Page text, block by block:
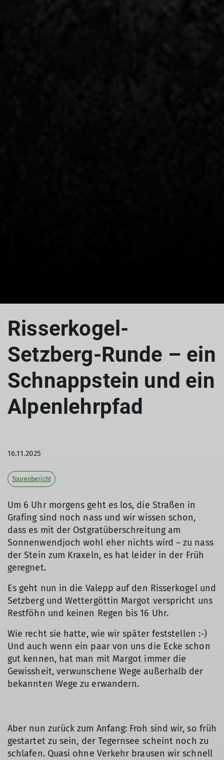
Risserkogel-
Setzberg-Runde – ein
Schnappstein und ein
Alpenlehrpfad
16.11.2025
Tourenbericht
Um 6 Uhr morgens geht es los, die Straßen in
Grafing sind noch nass und wir wissen schon,
dass es mit der Ostgratüberschreitung am
Sonnenwendjoch wohl eher nichts wird – zu nass
der Stein zum Kraxeln, es hat leider in der Früh
geregnet.
Es geht nun in die Valepp auf den Risserkogel und
Setzberg und Wettergöttin Margot verspricht uns
Restföhn und keinen Regen bis 16 Uhr.
Wie recht sie hatte, wie wir später feststellen :-)
Und auch wenn ein paar von uns die Ecke schon
gut kennen, hat man mit Margot immer die
Gewissheit, verwunschene Wege außerhalb der
bekannten Wege zu erwandern.
Aber nun zurück zum Anfang: Froh sind wir, so früh
gestartet zu sein, der Tegernsee scheint noch zu
schlafen. Quasi ohne Verkehr brausen wir schnell